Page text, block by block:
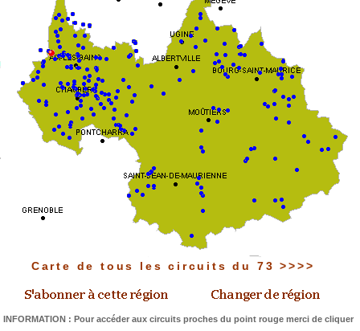
Carte de tous les circuits du 73 >>>>
INFORMATION : Pour accéder aux circuits proches du point rouge merci de cliquer